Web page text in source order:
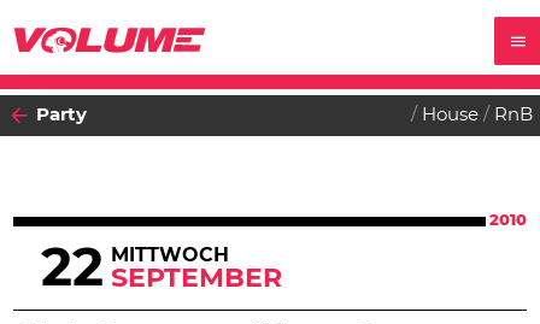
Party House RnB
2010
22 MITTWOCH
SEPTEMBER